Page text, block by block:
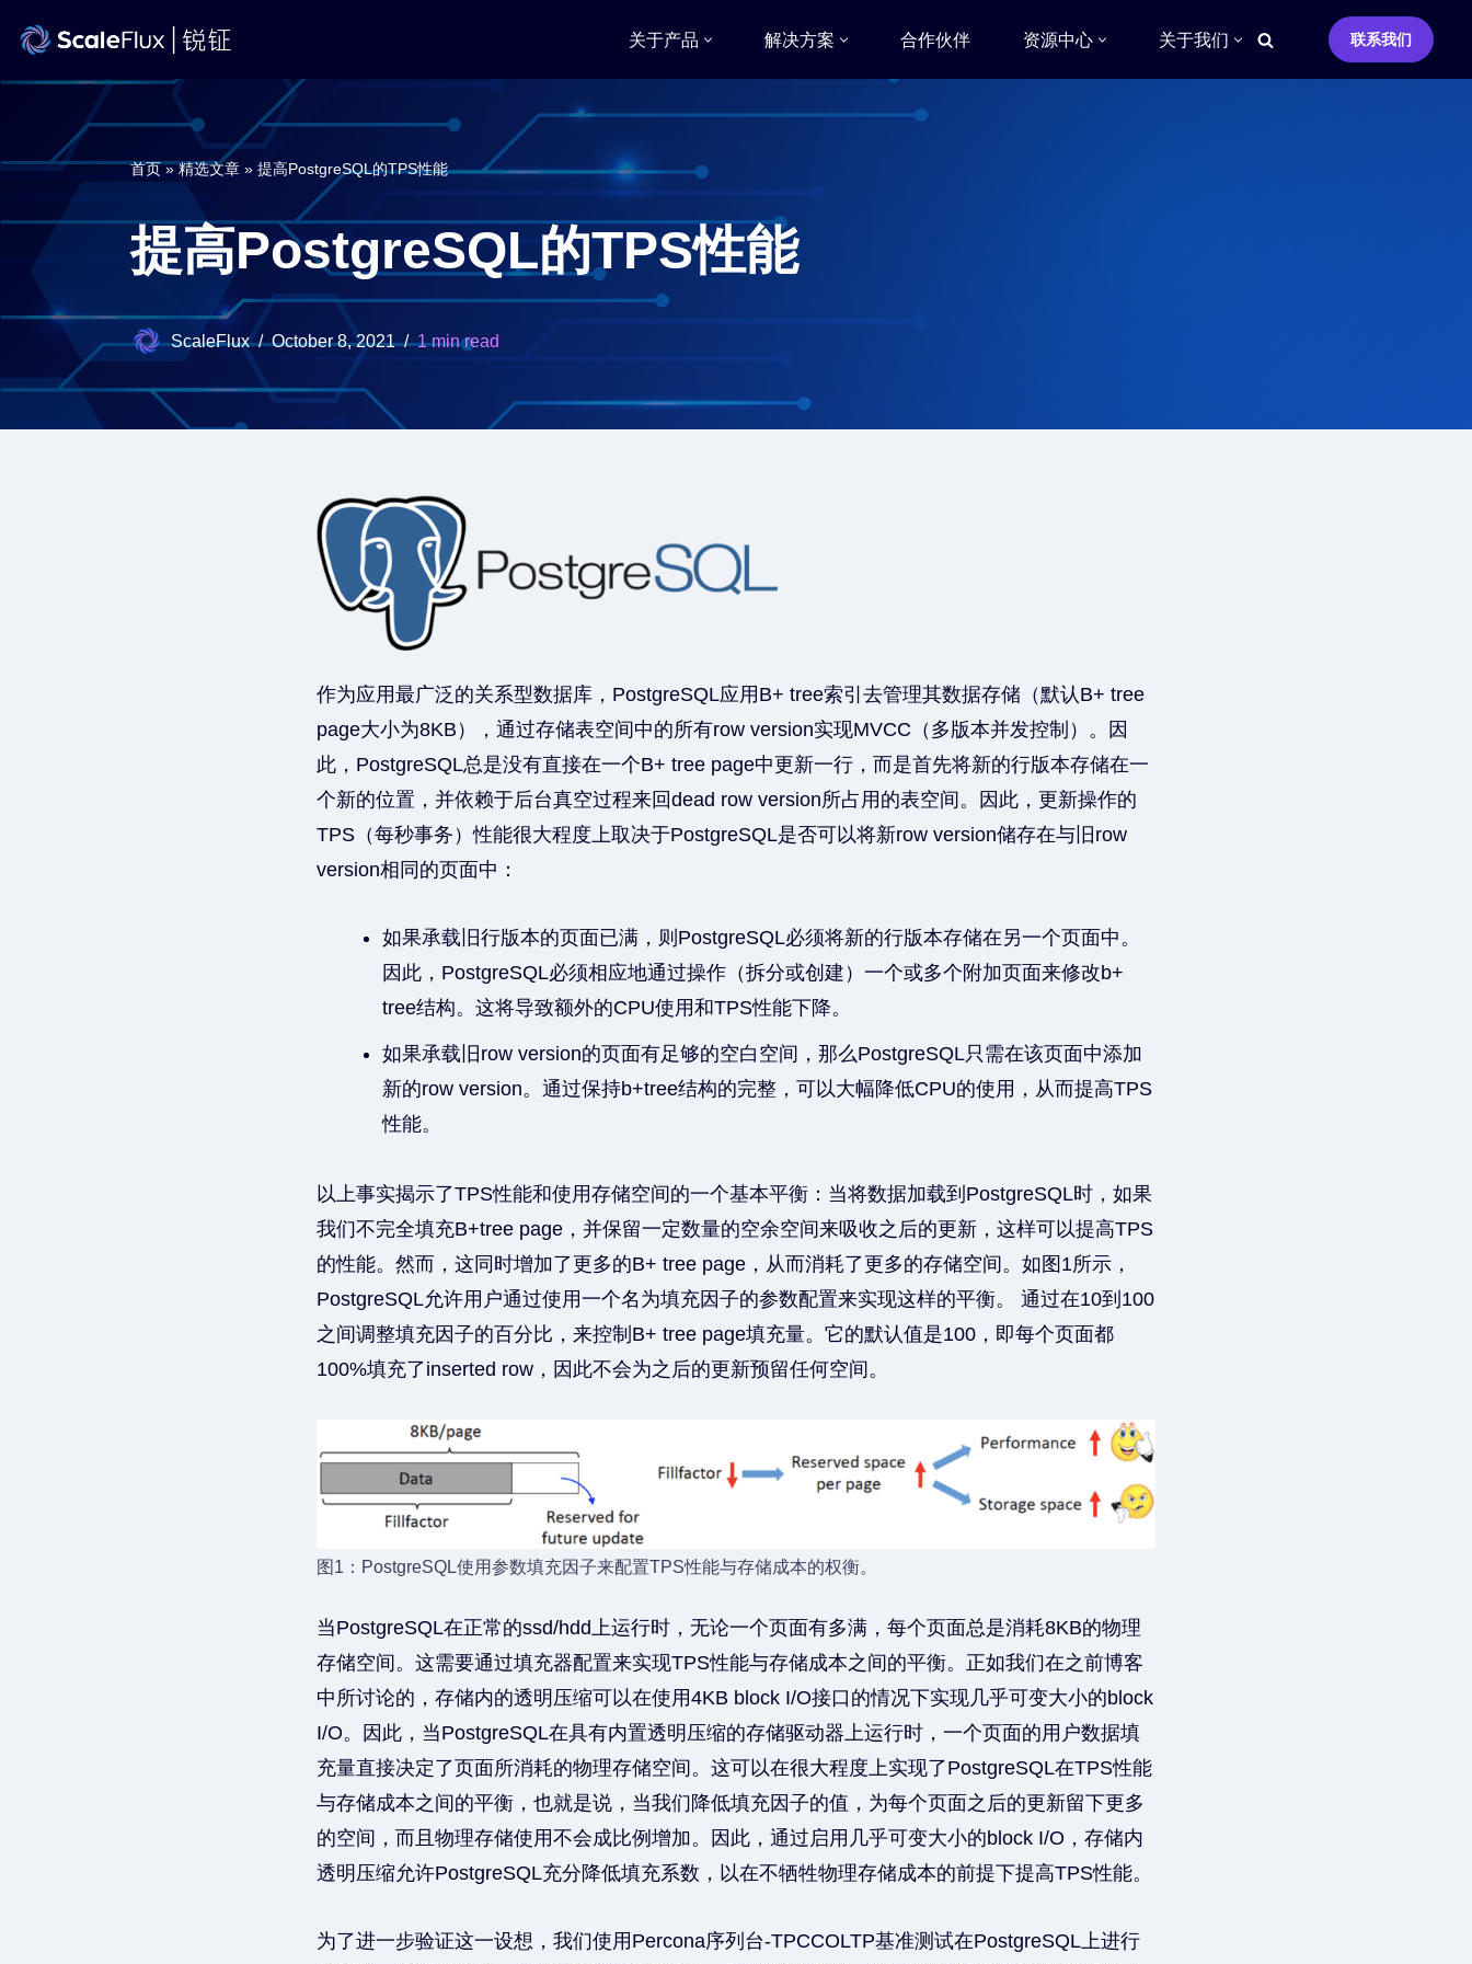
content
关于产品 解决方案 合作伙伴 资源中心 关于我们 联系我们
首页»精选文章 » 提高PostgreSQL的TPS性能
提高PostgreSQL的TPS性能
ScaleFlux October 8, 2021 1 min read
作为应用最广泛的关系型数据库，PostgreSQL应用B+ tree索引去管理其数据存储（默认B+ tree
page大小为8KB），通过存储表空间中的所有row version实现MVCC（多版本并发控制）。因
此，PostgreSQL总是没有直接在一个B+ tree page中更新一行，而是首先将新的行版本存储在一
个新的位置，并依赖于后台真空过程来回dead row version所占用的表空间。因此，更新操作的
TPS（每秒事务）性能很大程度上取决于PostgreSQL是否可以将新row version储存在与旧row
version相同的页面中：
如果承载旧行版本的页面已满，则PostgreSQL必须将新的行版本存储在另一个页面中。
因此，PostgreSQL必须相应地通过操作（拆分或创建）一个或多个附加页面来修改b+
tree结构。这将导致额外的CPU使用和TPS性能下降。
如果承载旧row version的页面有足够的空白空间，那么PostgreSQL只需在该页面中添加
新的row version。通过保持b+tree结构的完整，可以大幅降低CPU的使用，从而提高TPS
性能。
以上事实揭示了TPS性能和使用存储空间的一个基本平衡：当将数据加载到PostgreSQL时，如果
我们不完全填充B+tree page，并保留一定数量的空余空间来吸收之后的更新，这样可以提高TPS
的性能。然而，这同时增加了更多的B+ tree page，从而消耗了更多的存储空间。如图1所示，
PostgreSQL允许用户通过使用一个名为填充因子的参数配置来实现这样的平衡。 通过在10到100
之间调整填充因子的百分比，来控制B+ tree page填充量。它的默认值是100，即每个页面都
100%填充了inserted row，因此不会为之后的更新预留任何空间。
图1：PostgreSQL使用参数填充因子来配置TPS性能与存储成本的权衡。
当PostgreSQL在正常的ssd/hdd上运行时，无论一个页面有多满，每个页面总是消耗8KB的物理
存储空间。这需要通过填充器配置来实现TPS性能与存储成本之间的平衡。正如我们在之前博客
中所讨论的，存储内的透明压缩可以在使用4KB block I/O接口的情况下实现几乎可变大小的block
I/O。因此，当PostgreSQL在具有内置透明压缩的存储驱动器上运行时，一个页面的用户数据填
充量直接决定了页面所消耗的物理存储空间。这可以在很大程度上实现了PostgreSQL在TPS性能
与存储成本之间的平衡，也就是说，当我们降低填充因子的值，为每个页面之后的更新留下更多
的空间，而且物理存储使用不会成比例增加。因此，通过启用几乎可变大小的block I/O，存储内
透明压缩允许PostgreSQL充分降低填充系数，以在不牺牲物理存储成本的前提下提高TPS性能。
为了进一步验证这一设想，我们使用Percona序列台-TPCCOLTP基准测试在PostgreSQL上进行